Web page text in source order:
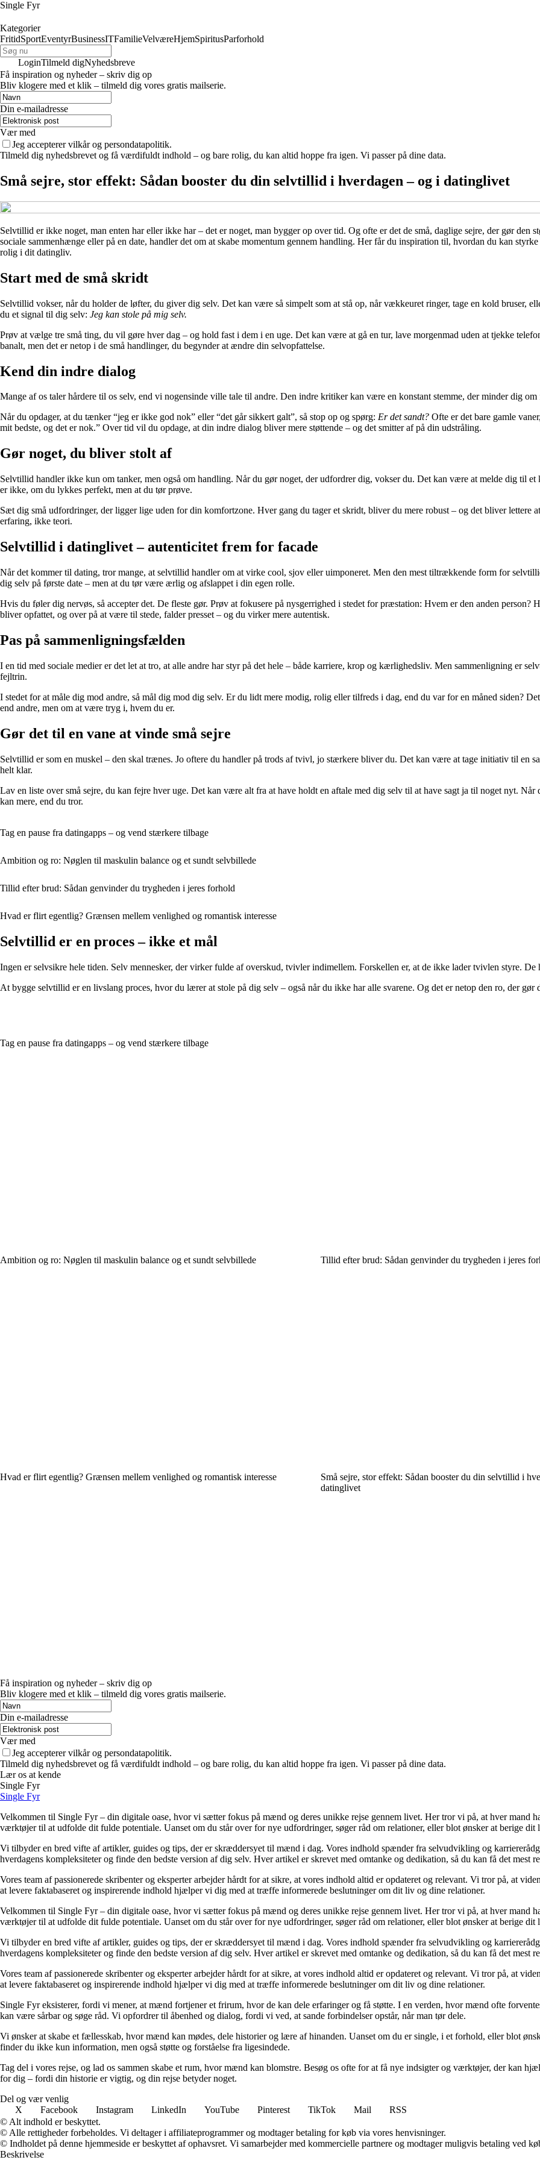
Single Fyr
Kategorier
FritidSportEventyrBusinessITFamilieVelværeHjemSpiritusParforhold
LoginTilmeld digNyhedsbreve
Få inspiration og nyheder – skriv dig op
Bliv klogere med et klik – tilmeld dig vores gratis mailserie.
Din e-mailadresse
Vær med
Jeg accepterer vilkår og persondatapolitik.
Tilmeld dig nyhedsbrevet og få værdifuldt indhold – og bare rolig, du kan altid hoppe fra igen. Vi passer på dine data.
Små sejre, stor effekt: Sådan booster du din selvtillid i hverdagen – og i datinglivet
Selvtillid er ikke noget, man enten har eller ikke har – det er noget, man bygger op over tid. Og ofte er det de små, daglige sejre, der gør den
sociale sammenhænge eller på en date, handler det om at skabe momentum gennem handling. Her får du inspiration til, hvordan du kan
rolig i dit datingliv.
Start med de små skridt
Selvtillid vokser, når du holder de løfter, du giver dig selv. Det kan være så simpelt som at stå op, når vækkeuret ringer, tage en kold bruser,
du et signal til dig selv: Jeg kan stole på mig selv.
Prøv at vælge tre små ting, du vil gøre hver dag – og hold fast i dem i en uge. Det kan være at gå en tur, lave morgenmad uden at tjekke
banalt, men det er netop i de små handlinger, du begynder at ændre din selvopfattelse.
Kend din indre dialog
Mange af os taler hårdere til os selv, end vi nogensinde ville tale til andre. Den indre kritiker kan være en konstant stemme, der minder dig
Når du opdager, at du tænker “jeg er ikke god nok” eller “det går sikkert galt”, så stop op og spørg: Er det sandt? Ofte er det bare gamle
mit bedste, og det er nok.” Over tid vil du opdage, at din indre dialog bliver mere støttende – og det smitter af på din udstråling.
Gør noget, du bliver stolt af
Selvtillid handler ikke kun om tanker, men også om handling. Når du gør noget, der udfordrer dig, vokser du. Det kan være at melde dig til
er ikke, om du lykkes perfekt, men at du tør prøve.
Sæt dig små udfordringer, der ligger lige uden for din komfortzone. Hver gang du tager et skridt, bliver du mere robust – og det bliver lettere
erfaring, ikke teori.
Selvtillid i datinglivet – autenticitet frem for facade
Når det kommer til dating, tror mange, at selvtillid handler om at virke cool, sjov eller uimponeret. Men den mest tiltrækkende form for
dig selv på første date – men at du tør være ærlig og afslappet i din egen rolle.
Hvis du føler dig nervøs, så accepter det. De fleste gør. Prøv at fokusere på nysgerrighed i stedet for præstation: Hvem er den anden
bliver opfattet, og over på at være til stede, falder presset – og du virker mere autentisk.
Pas på sammenligningsfælden
I en tid med sociale medier er det let at tro, at alle andre har styr på det hele – både karriere, krop og kærlighedsliv. Men sammenligning er
fejltrin.
I stedet for at måle dig mod andre, så mål dig mod dig selv. Er du lidt mere modig, rolig eller tilfreds i dag, end du var for en måned siden?
end andre, men om at være tryg i, hvem du er.
Gør det til en vane at vinde små sejre
Selvtillid er som en muskel – den skal trænes. Jo oftere du handler på trods af tvivl, jo stærkere bliver du. Det kan være at tage initiativ til en
helt klar.
Lav en liste over små sejre, du kan fejre hver uge. Det kan være alt fra at have holdt en aftale med dig selv til at have sagt ja til noget nyt.
kan mere, end du tror.
Tag en pause fra datingapps – og vend stærkere tilbage
Ambition og ro: Nøglen til maskulin balance og et sundt selvbillede
Tillid efter brud: Sådan genvinder du trygheden i jeres forhold
Hvad er flirt egentlig? Grænsen mellem venlighed og romantisk interesse
Selvtillid er en proces – ikke et mål
Ingen er selvsikre hele tiden. Selv mennesker, der virker fulde af overskud, tvivler indimellem. Forskellen er, at de ikke lader tvivlen styre. De
At bygge selvtillid er en livslang proces, hvor du lærer at stole på dig selv – også når du ikke har alle svarene. Og det er netop den ro, der
Tag en pause fra datingapps – og vend stærkere tilbage
Ambition og ro: Nøglen til maskulin balance og et sundt selvbillede Tillid efter brud: Sådan genvinder du trygheden i jeres
Hvad er flirt egentlig? Grænsen mellem venlighed og romantisk interesse
Små sejre, stor effekt: Sådan booster du din selvtillid i
datinglivet
Få inspiration og nyheder – skriv dig op
Bliv klogere med et klik – tilmeld dig vores gratis mailserie.
Din e-mailadresse
Vær med
Jeg accepterer vilkår og persondatapolitik.
Tilmeld dig nyhedsbrevet og få værdifuldt indhold – og bare rolig, du kan altid hoppe fra igen. Vi passer på dine data.
Lær os at kende
Single Fyr
Single Fyr
Velkommen til Single Fyr – din digitale oase, hvor vi sætter fokus på mænd og deres unikke rejse gennem livet. Her tror vi på, at hver mand
værktøjer til at udfolde dit fulde potentiale. Uanset om du står over for nye udfordringer, søger råd om relationer, eller blot ønsker at berige
Vi tilbyder en bred vifte af artikler, guides og tips, der er skræddersyet til mænd i dag. Vores indhold spænder fra selvudvikling og
hverdagens kompleksiteter og finde den bedste version af dig selv. Hver artikel er skrevet med omtanke og dedikation, så du kan få det mest
Vores team af passionerede skribenter og eksperter arbejder hårdt for at sikre, at vores indhold altid er opdateret og relevant. Vi tror på, at
at levere faktabaseret og inspirerende indhold hjælper vi dig med at træffe informerede beslutninger om dit liv og dine relationer.
Velkommen til Single Fyr – din digitale oase, hvor vi sætter fokus på mænd og deres unikke rejse gennem livet. Her tror vi på, at hver mand
værktøjer til at udfolde dit fulde potentiale. Uanset om du står over for nye udfordringer, søger råd om relationer, eller blot ønsker at berige
Vi tilbyder en bred vifte af artikler, guides og tips, der er skræddersyet til mænd i dag. Vores indhold spænder fra selvudvikling og
hverdagens kompleksiteter og finde den bedste version af dig selv. Hver artikel er skrevet med omtanke og dedikation, så du kan få det mest
Vores team af passionerede skribenter og eksperter arbejder hårdt for at sikre, at vores indhold altid er opdateret og relevant. Vi tror på, at
at levere faktabaseret og inspirerende indhold hjælper vi dig med at træffe informerede beslutninger om dit liv og dine relationer.
Single Fyr eksisterer, fordi vi mener, at mænd fortjener et frirum, hvor de kan dele erfaringer og få støtte. I en verden, hvor mænd ofte
kan være sårbar og søge råd. Vi opfordrer til åbenhed og dialog, fordi vi ved, at sande forbindelser opstår, når man tør dele.
Vi ønsker at skabe et fællesskab, hvor mænd kan mødes, dele historier og lære af hinanden. Uanset om du er single, i et forhold, eller blot
finder du ikke kun information, men også støtte og forståelse fra ligesindede.
Tag del i vores rejse, og lad os sammen skabe et rum, hvor mænd kan blomstre. Besøg os ofte for at få nye indsigter og værktøjer, der kan
for dig – fordi din historie er vigtig, og din rejse betyder noget.
Del og vær venlig
X
Facebook Instagram LinkedIn YouTube Pinterest TikTok Mail
RSS
© Alt indhold er beskyttet.
© Alle rettigheder forbeholdes. Vi deltager i affiliateprogrammer og modtager betaling for køb via vores henvisninger.
© Indholdet på denne hjemmeside er beskyttet af ophavsret. Vi samarbejder med kommercielle partnere og modtager muligvis betaling ved
Beskrivelse